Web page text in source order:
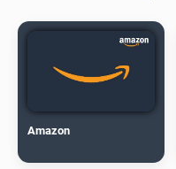
Amazon